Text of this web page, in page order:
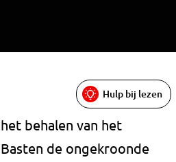
Hulp bij lezen
behalen van het
de ongekroonde